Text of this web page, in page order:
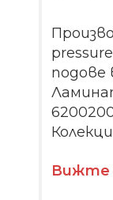
подове
Вижте